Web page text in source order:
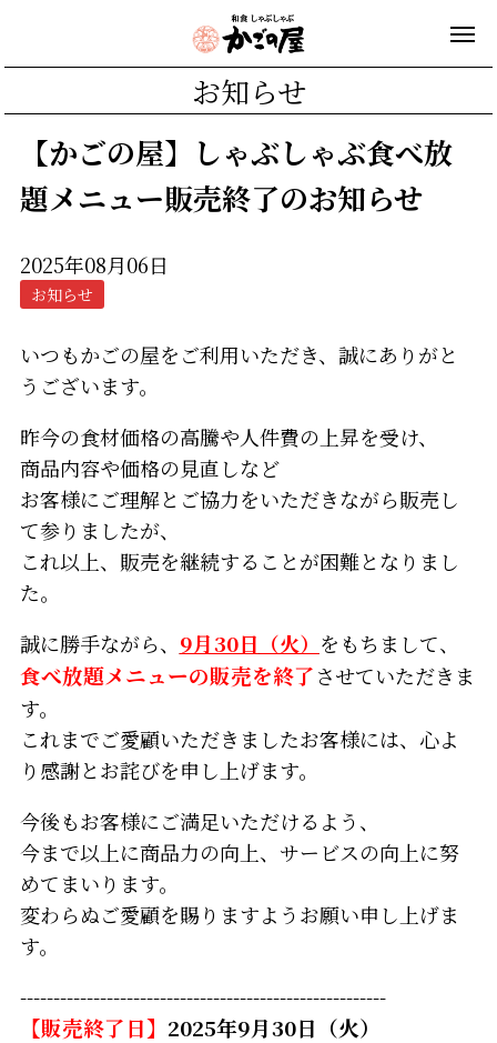
お知らせ
【かごの屋】しゃぶしゃぶ食べ放
題メニュー販売終了のお知らせ
2025年08月06日
お知らせ
いつもかごの屋をご利用いただき、誠にありがと
うございます。
昨今の食材価格の高騰や人件費の上昇を受け、
商品内容や価格の見直しなど
お客様にご理解とご協力をいただきながら販売し
て参りましたが、
これ以上、販売を継続することが困難となりまし
た。
誠に勝手ながら、 9月30日 （火） をもちまして、
食べ放題メニューの販売を終了させていただきま
す。
これまでご愛顧いただきましたお客様には、心よ
り感謝とお詫びを申し上げます。
今後もお客様にご満足いただけるよう、
今まで以上に商品力の向上、サービスの向上に努
めてまいります。
変わらぬご愛顧を賜りますようお願い申し上げま
す。
-------------------------------------------------------
【販売終了日】 2025年9月30日（火）